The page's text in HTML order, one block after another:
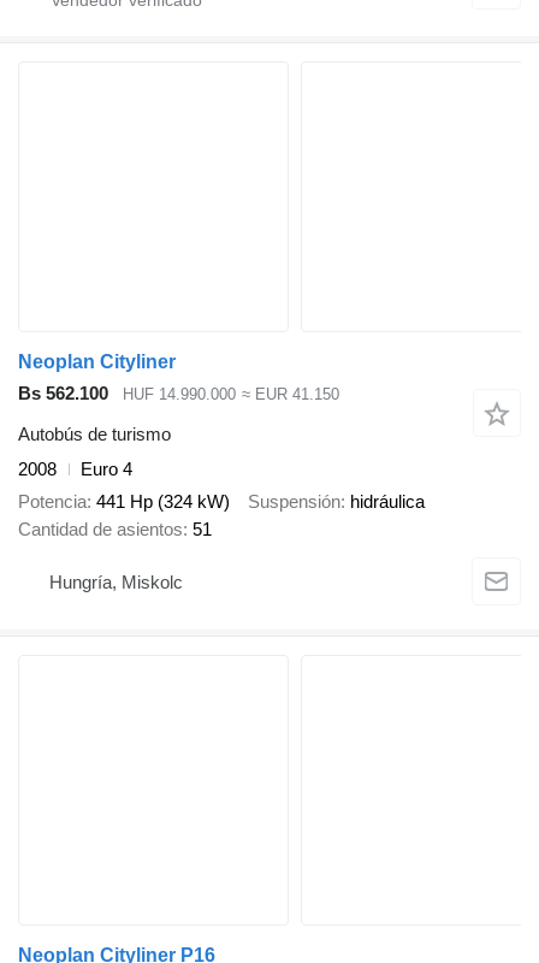
Neoplan Cityliner
Bs 562.100
HUF 14.990.000 ≈ EUR 41.150
Autobús de turismo
2008
Euro 4
Potencia 441 Hp (324 kW) Suspensión hidráulica
Cantidad de asientos 51
Hungría, Miskolc
Neoplan Cityliner P16